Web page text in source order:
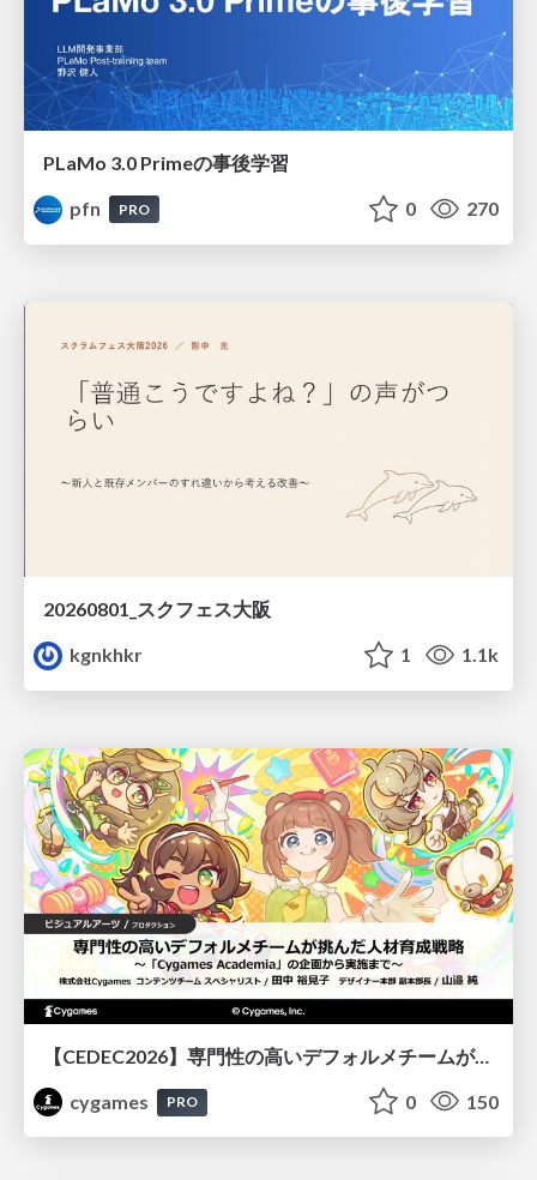
PLaMo 3.0 Primeの事後学習
pfn
PRO 0 270
20260801_スクフェス大阪
kgnkhkr
1 1.1k
【CEDEC2026】専門性の高いデフォルメチームが挑んだ人材育成戦略 〜Cygames Academiaの企画から実施まで〜
cygames
PRO 0 150